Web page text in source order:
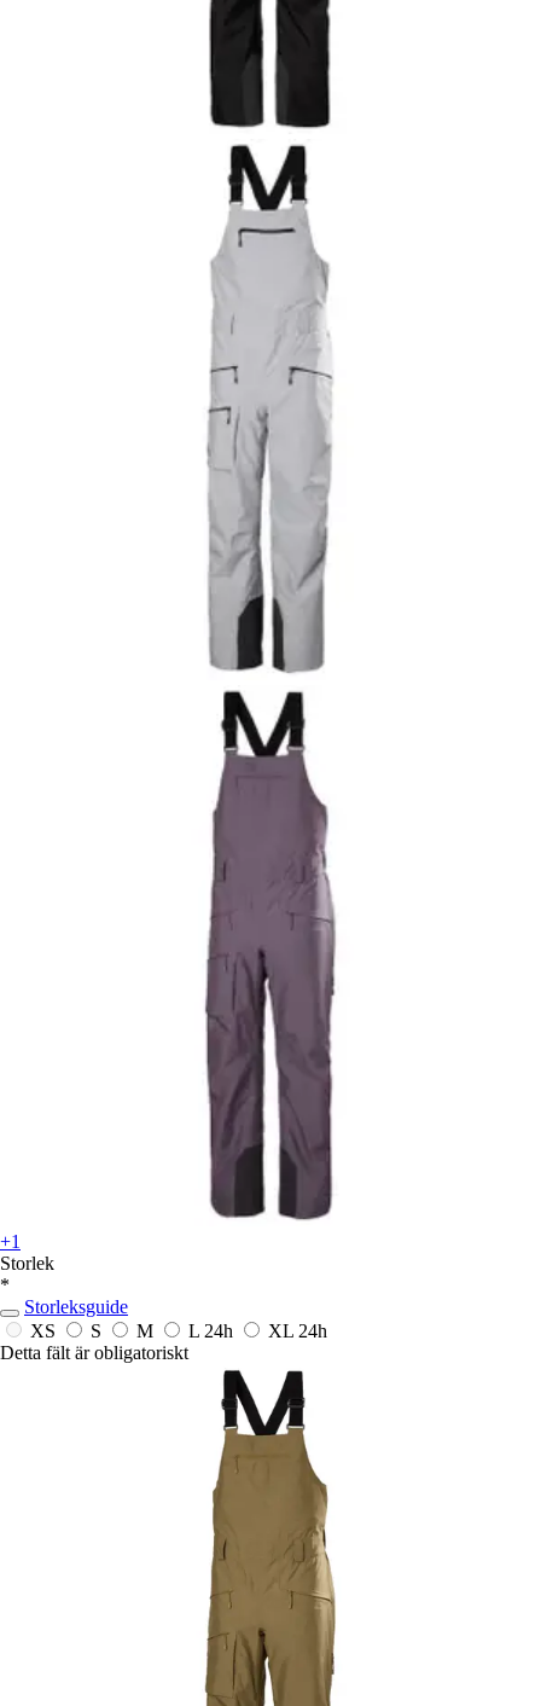
+1
Storlek
*
Storleksguide
XS
S M L 24h XL 24h
Detta fält är obligatoriskt